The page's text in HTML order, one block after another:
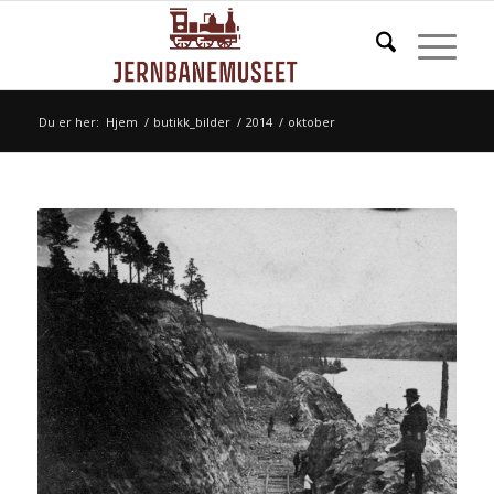
Du er her: Hjem / butikk_bilder / 2014 / oktober